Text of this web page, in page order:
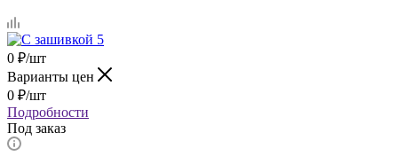
0 ₽/шт
Варианты цен
0 ₽/шт
Подробности
Под заказ